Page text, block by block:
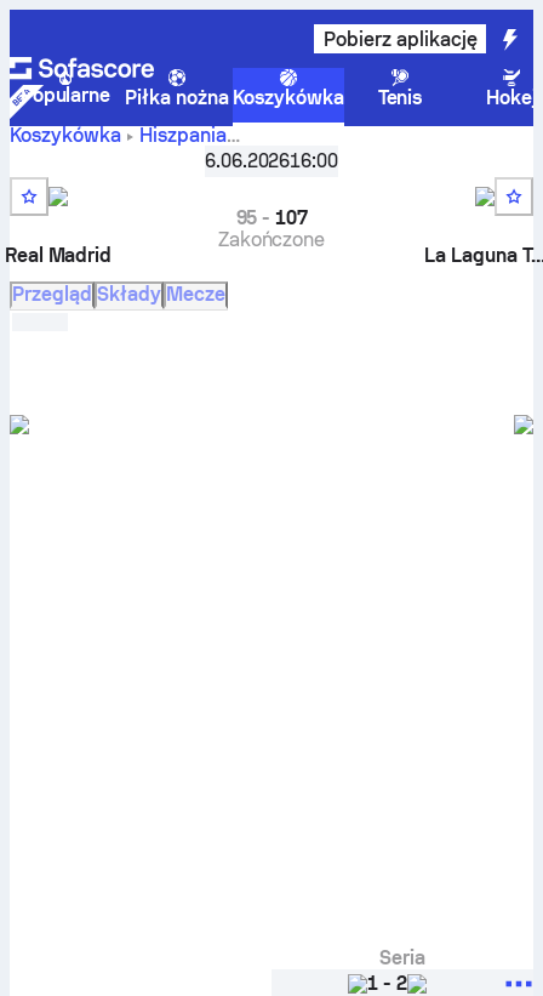
Pobierz aplikację
Popularne Piłka nożna Koszykówka Tenis
Hokej
Koszykówka
Hiszpania
Liga ACB, Faza pucharowa,Ćwierćfinały
przeciwko La Laguna Tenerife – wyniki na żywo, bilans
spotkań, terminarz, przewidywania i statystyki
6.06.202616:00
Real Madrid
95 - 107
Zakończone
La Laguna
Przegląd Składy Mecze
Seria
1 - 2